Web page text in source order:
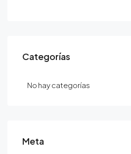
Categorías
No hay categorías
Meta